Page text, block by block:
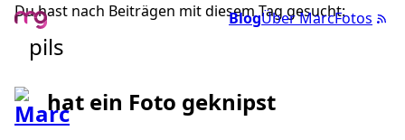
BlogÜber MarcFotos
Du hast nach Beiträgen mit diesem Tag gesucht:
pils
hat ein Foto geknipst